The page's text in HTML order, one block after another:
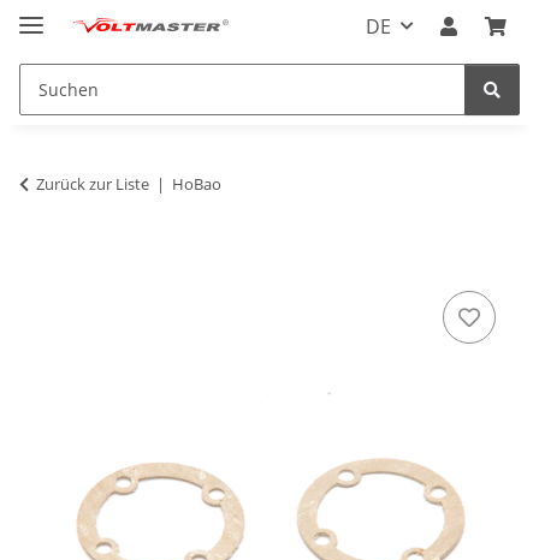
DE
Zurück zur Liste HoBao